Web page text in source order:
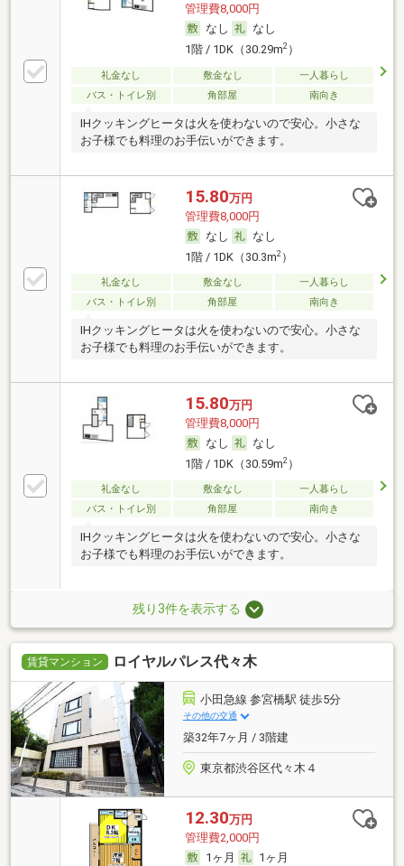
管理費8,000円
なし
なし
1階 / 1DK（30.29m2）
礼金なし 敷金なし
一人暮らし
バス・トイレ別
角部屋 南向き
IHクッキングヒータは火を使わないので安心。小さな
お子様でも料理のお手伝いができます。
15.80万円
管理費8,000円
なし
なし
1階 / 1DK（30.3m2）
礼金なし 敷金なし
一人暮らし
バス・トイレ別
角部屋 南向き
IHクッキングヒータは火を使わないので安心。小さな
お子様でも料理のお手伝いができます。
15.80万円
管理費8,000円
なし
なし
1階 / 1DK（30.59m2）
礼金なし 敷金なし
一人暮らし
バス・トイレ別
角部屋 南向き
IHクッキングヒータは火を使わないので安心。小さな
お子様でも料理のお手伝いができます。
残り3件を表示する
賃貸マンション ロイヤルパレス代々木
小田急線 参宮橋駅 徒歩5分
その他の交通
築32年7ヶ月 / 3階建
東京都渋谷区代々木４
12.30万円
管理費2,000円
1ヶ月
1ヶ月